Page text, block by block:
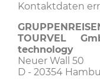
Kontaktdaten
TOURVEL
technology
Neuer Wall 50
D - 20354